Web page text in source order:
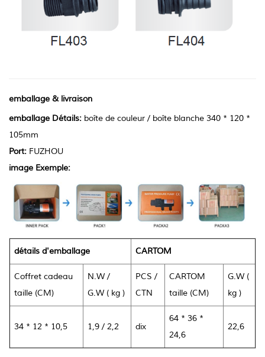
emballage & livraison
emballage Détails: boîte de couleur / boîte blanche 340 * 120 *
105mm
Port: FUZHOU
image Exemple:
détails d'emballage CARTOM
Coffret cadeau
taille (CM)
N.W /
G.W ( kg )
PCS /
CTN
CARTOM
taille (CM)
G.W (
kg )
34 * 12 * 10,5 1,9 / 2,2 dix
64 * 36 *
24,6
22,6